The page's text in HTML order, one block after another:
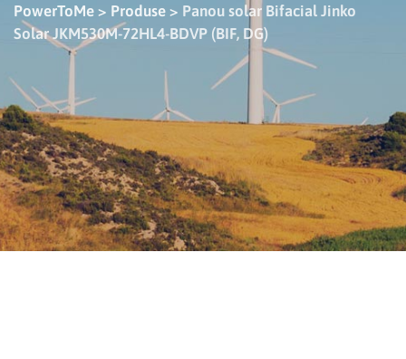
PowerToMe > Produse > Panou solar Bifacial Jinko
Solar JKM530M-72HL4-BDVP (BIF, DG)